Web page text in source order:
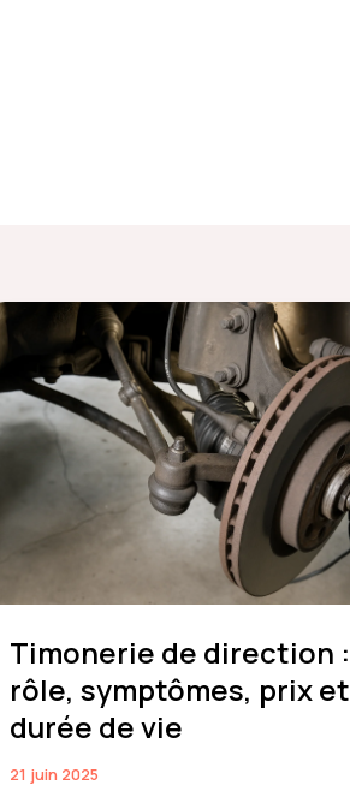
Timonerie de direction :
rôle, symptômes, prix et
durée de vie
21 juin 2025